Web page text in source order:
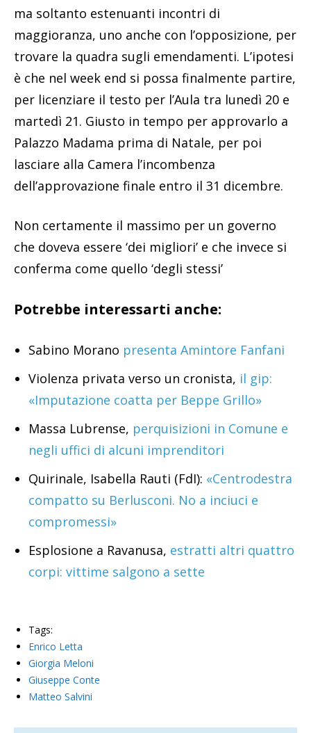
ma soltanto estenuanti incontri di
maggioranza, uno anche con l’opposizione, per
trovare la quadra sugli emendamenti. L’ipotesi
è che nel week end si possa finalmente partire,
per licenziare il testo per l’Aula tra lunedì 20 e
martedì 21. Giusto in tempo per approvarlo a
Palazzo Madama prima di Natale, per poi
lasciare alla Camera l’incombenza
dell’approvazione finale entro il 31 dicembre.
Non certamente il massimo per un governo
che doveva essere ‘dei migliori’ e che invece si
conferma come quello ‘degli stessi’
Potrebbe interessarti anche:
Sabino Morano presenta Amintore Fanfani
Violenza privata verso un cronista, il gip:
«Imputazione coatta per Beppe Grillo»
Massa Lubrense, perquisizioni in Comune e
negli uffici di alcuni imprenditori
Quirinale, Isabella Rauti (FdI): «Centrodestra
compatto su Berlusconi. No a inciuci e
compromessi»
Esplosione a Ravanusa, estratti altri quattro
corpi: vittime salgono a sette
Tags:
Enrico Letta
Giorgia Meloni
Giuseppe Conte
Matteo Salvini